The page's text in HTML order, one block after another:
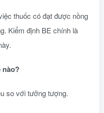
thuốc có đạt được nồng
Kiểm định BE chính là
so với tưởng tượng.